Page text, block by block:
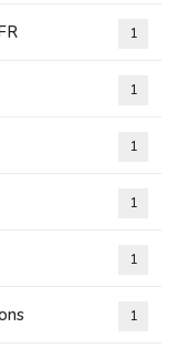
1
1
1
1
1
1